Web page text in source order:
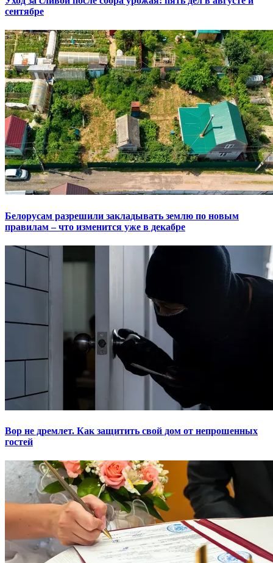
сентябре
Белорусам разрешили закладывать землю по новым
правилам – что изменится уже в декабре
Вор не дремлет. Как защитить свой дом от непрошенных
гостей